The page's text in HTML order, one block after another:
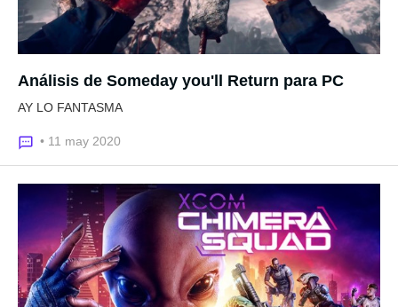
Análisis de Someday you'll Return para PC
AY LO FANTASMA
• 11 may 2020